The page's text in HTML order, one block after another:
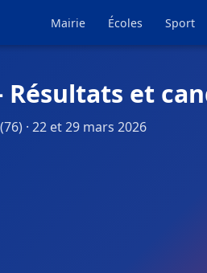
Mairie Écoles Sport
et
· 22 et 29 mars 2026